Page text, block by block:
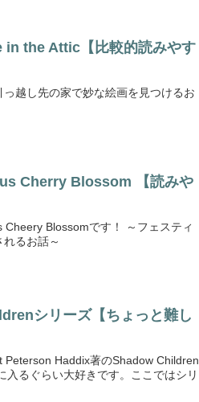
in the Attic【比較的読みやす
越し先の家で妙な絵画を見つけるお
Cherry Blossom 【読みや
Blossomです！ ～フェスティ
るお話～
シリーズ【ちょっと難し
Haddix著のShadow Children
るぐらい大好きです。ここではシリ